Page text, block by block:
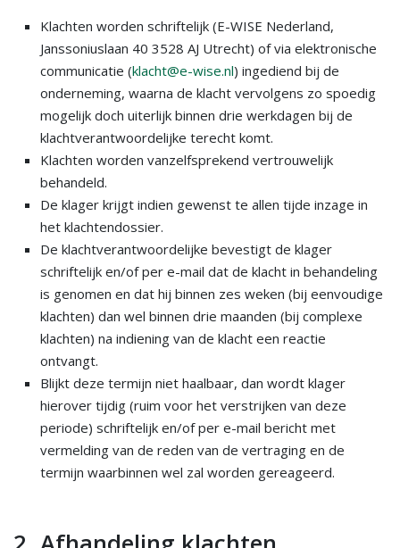
Klachten worden schriftelijk (E-WISE Nederland,
Janssoniuslaan 40 3528 AJ Utrecht) of via elektronische
communicatie (klacht@e-wise.nl) ingediend bij de
onderneming, waarna de klacht vervolgens zo spoedig
mogelijk doch uiterlijk binnen drie werkdagen bij de
klachtverantwoordelijke terecht komt.
Klachten worden vanzelfsprekend vertrouwelijk
behandeld.
De klager krijgt indien gewenst te allen tijde inzage in
het klachtendossier.
De klachtverantwoordelijke bevestigt de klager
schriftelijk en/of per e-mail dat de klacht in behandeling
is genomen en dat hij binnen zes weken (bij eenvoudige
klachten) dan wel binnen drie maanden (bij complexe
klachten) na indiening van de klacht een reactie
ontvangt.
Blijkt deze termijn niet haalbaar, dan wordt klager
hierover tijdig (ruim voor het verstrijken van deze
periode) schriftelijk en/of per e-mail bericht met
vermelding van de reden van de vertraging en de
termijn waarbinnen wel zal worden gereageerd.